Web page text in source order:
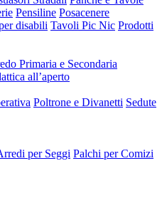
Pensiline Posacenere
disabili Tavoli Pic Nic Prodotti
Primaria e Secondaria
all’aperto
Poltrone e Divanetti Sedute
per Seggi Palchi per Comizi